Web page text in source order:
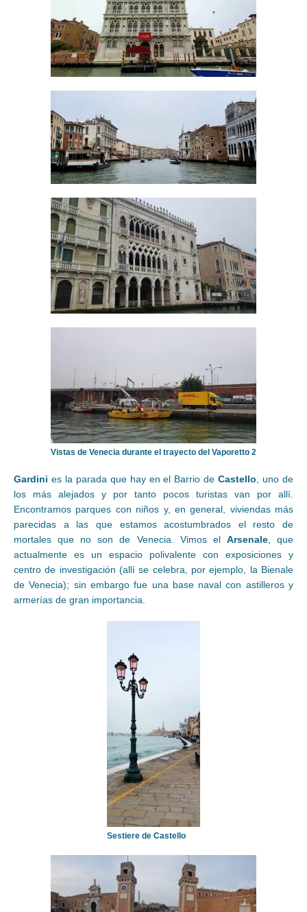
Vistas de Venecia durante el trayecto del Vaporetto 2
Gardini es la parada que hay en el Barrio deCastello, uno de
los más alejados y por tanto pocos turistas van por allí.
Encontramos parques con niños y, en general, viviendas más
parecidas a las que estamos acostumbrados el resto de
mortales que no son de Venecia. Vimos el Arsenale, que
actualmente es un espacio polivalente con exposiciones y
centro de investigación (allí se celebra, por ejemplo, la Bienale
de Venecia); sin embargo fue una base naval con astilleros y
armerías de gran importancia.
Sestiere de Castello